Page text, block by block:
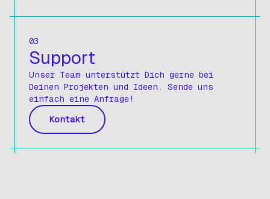
Rundrohre
Rundrohre Geschliffen
Rundrohre Nahtlos
Vierkantrohre
03
Support
Unser Team unterstützt Dich gerne bei
Deinen Projekten und Ideen. Sende uns
einfach eine Anfrage!
Kontakt